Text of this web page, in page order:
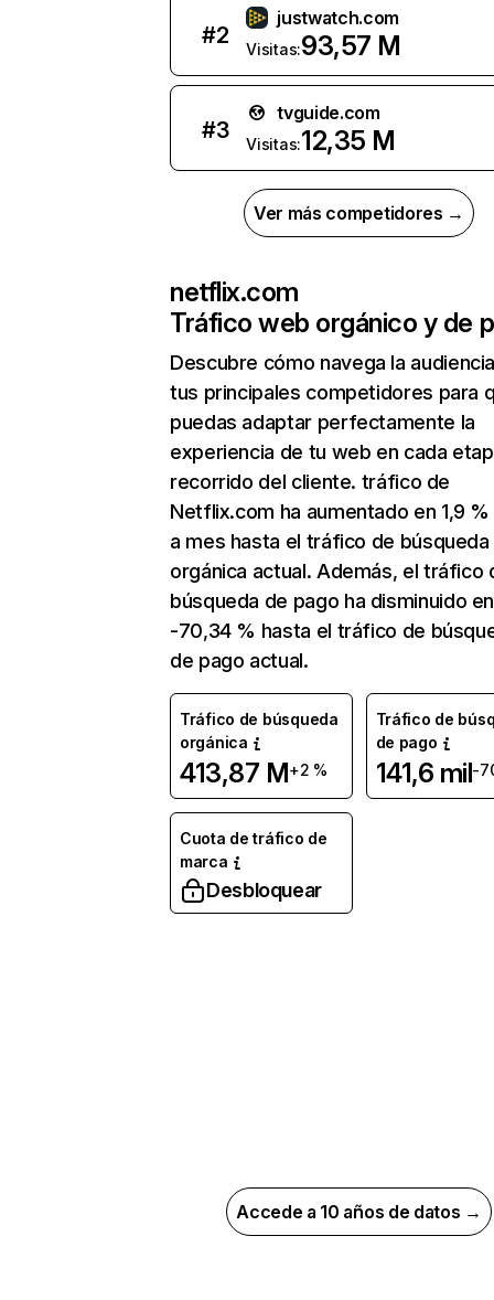
#2
justwatch.com
Visitas:93,57 M
#3
tvguide.com
Visitas:12,35 M
Ver más competidores →
netflix.com
Tráfico web orgánico y de
Descubre cómo navega la
tus principales competidores para
puedas adaptar perfectamente la
experiencia de tu web en cada
recorrido del cliente. tráfico de
Netflix.com ha aumentado en 1,9
a mes hasta el tráfico de búsqueda
orgánica actual. Además, el tráfico
búsqueda de pago ha disminuido en
-70,34 % hasta el tráfico de
de pago actual.
Tráfico de búsqueda
orgánica
413,87 M+2 %
Tráfico de
de pago
141,6 mil-
Cuota de tráfico de
marca
Desbloquear
Accede a 10 años de datos →